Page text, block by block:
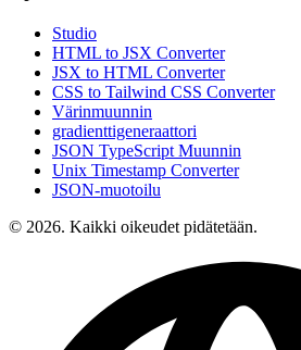
Studio
HTML to JSX Converter
JSX to HTML Converter
CSS to Tailwind CSS Converter
Värinmuunnin
gradienttigeneraattori
JSON TypeScript Muunnin
Unix Timestamp Converter
JSON-muotoilu
© 2026. Kaikki oikeudet pidätetään.